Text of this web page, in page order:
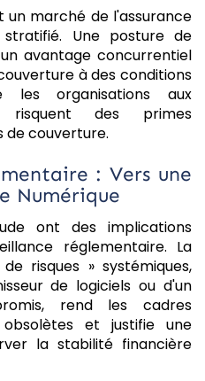
marché de l'assurance
Une posture de
avantage concurrentiel
à des conditions
les organisations aux
risquent des primes
de couverture.
: Vers une
Numérique
ont des implications
réglementaire. La
risques » systémiques,
de logiciels ou d'un
rend les cadres
et justifie une
la stabilité financière